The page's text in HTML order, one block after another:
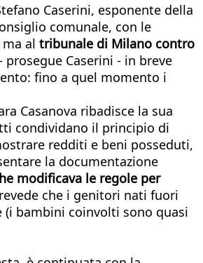
Caserini, esponente della
comunale, con le
al tribunale di Milano contro
Caserini - in breve
fino a quel momento i
Casanova ribadisce la sua
condividano il principio di
redditi e beni posseduti,
la documentazione
modificava le regole per
che i genitori nati fuori
(i bambini coinvolti sono quasi